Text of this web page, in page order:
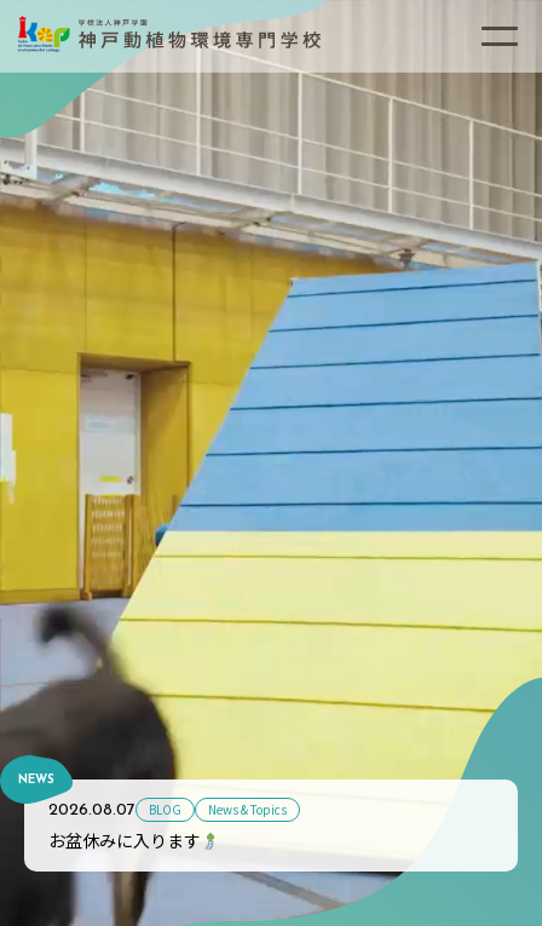
NEWS
2026.08.07 BLOG News & Topics
お盆休みに入ります